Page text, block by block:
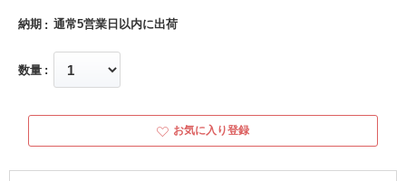
納期 通常5営業日以内に出荷
数量
お気に入り登録